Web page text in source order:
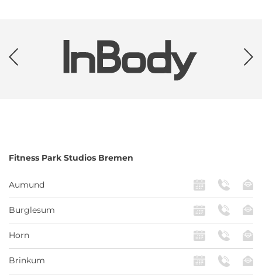
Fitness Park Studios Bremen
Aumund
Burglesum
Horn
Brinkum